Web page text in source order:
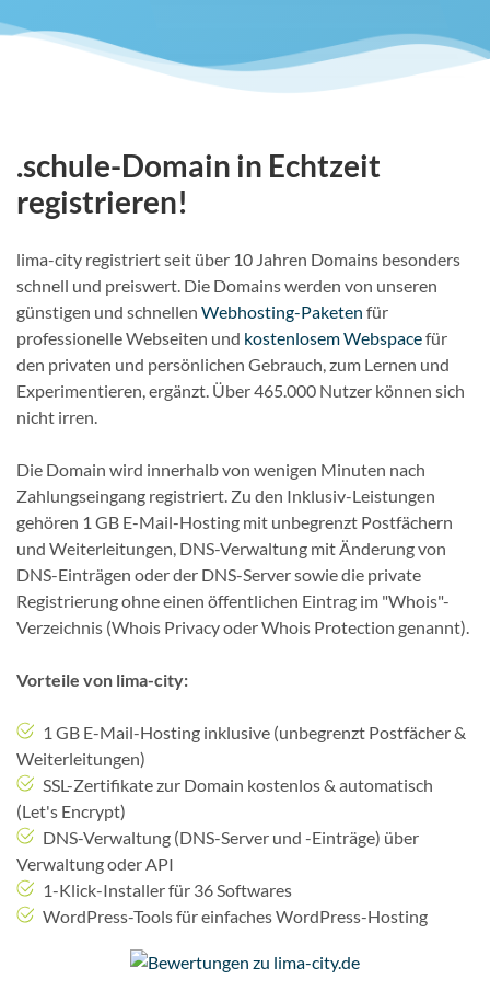
.schule-Domain in Echtzeit
registrieren!
lima-city registriert seit über 10 Jahren Domains besonders
schnell und preiswert. Die Domains werden von unseren
günstigen und schnellen Webhosting-Paketen für
professionelle Webseiten und kostenlosem Webspacefür
den privaten und persönlichen Gebrauch, zum Lernen und
Experimentieren, ergänzt. Über 465.000 Nutzer können sich
nicht irren.
Die Domain wird innerhalb von wenigen Minuten nach
Zahlungseingang registriert. Zu den Inklusiv-Leistungen
gehören 1 GB E-Mail-Hosting mit unbegrenzt Postfächern
und Weiterleitungen, DNS-Verwaltung mit Änderung von
DNS-Einträgen oder der DNS-Server sowie die private
Registrierung ohne einen öffentlichen Eintrag im "Whois"-
Verzeichnis (Whois Privacy oder Whois Protection genannt).
Vorteile von lima-city:
1 GB E-Mail-Hosting inklusive (unbegrenzt Postfächer &
Weiterleitungen)
SSL-Zertifikate zur Domain kostenlos & automatisch
(Let's Encrypt)
DNS-Verwaltung (DNS-Server und -Einträge) über
Verwaltung oder API
1-Klick-Installer für 36 Softwares
WordPress-Tools für einfaches WordPress-Hosting